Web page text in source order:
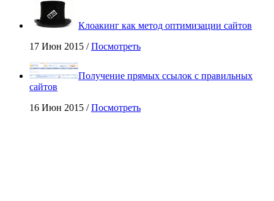
Клоакинг как метод оптимизации сайтов
17 Июн 2015 /Посмотреть
Получение прямых ссылок с правильных
сайтов
16 Июн 2015 /Посмотреть